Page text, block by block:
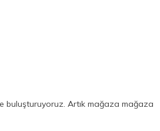
buluşturuyoruz. Artık mağaza mağaza